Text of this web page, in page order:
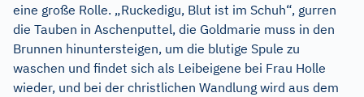
eine große Rolle. „Ruckedigu, Blut ist im Schuh“, gurren
die Tauben in Aschenputtel, die Goldmarie muss in den
Brunnen hinuntersteigen, um die blutige Spule zu
waschen und findet sich als Leibeigene bei Frau Holle
wieder, und bei der christlichen Wandlung wird aus dem